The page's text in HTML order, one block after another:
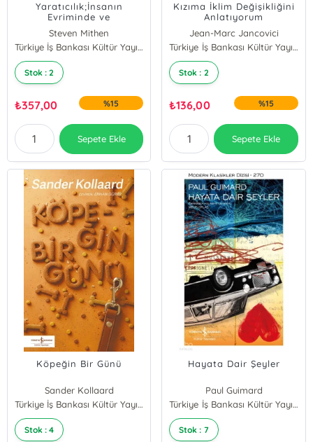
Yaratıcılık;İnsanın
Evriminde ve
Tarihöncesinde
Steven Mithen
Türkiye İş Bankası Kültür Yayınları
Stok : 2
₺357,00 %15
Sepete Ekle
Kızıma İklim Değişikliğini
Anlatıyorum
Jean-Marc Jancovici
Türkiye İş Bankası Kültür Yayınları
Stok : 2
₺136,00 %15
Sepete Ekle
Köpeğin Bir Günü
Sander Kollaard
Türkiye İş Bankası Kültür Yayınları
Stok : 4
Hayata Dair Şeyler
Paul Guimard
Türkiye İş Bankası Kültür Yayınları
Stok : 7